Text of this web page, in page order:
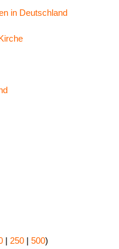
in Deutschland
| 250 |500)